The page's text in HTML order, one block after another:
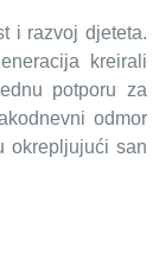
i razvoj djeteta.
kreirali
potporu za
odmor
okrepljujući san